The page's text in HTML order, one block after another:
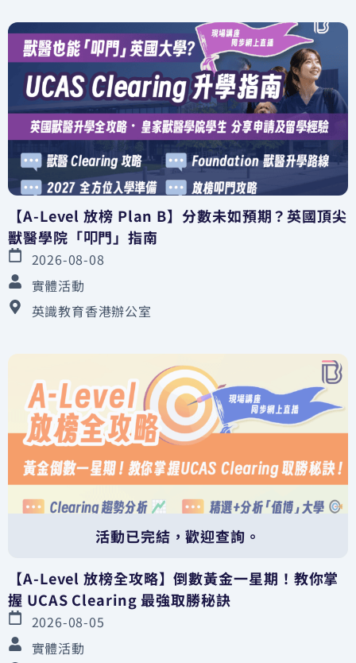
【A-Level 放榜 Plan B】分數未如預期？英國頂尖
獸醫學院「叩門」指南
2026-08-08
實體活動
英識教育香港辦公室
活動已完結，歡迎查詢。
【A-Level 放榜全攻略】倒數黃金一星期！教你掌
握 UCAS Clearing 最強取勝秘訣
2026-08-05
實體活動